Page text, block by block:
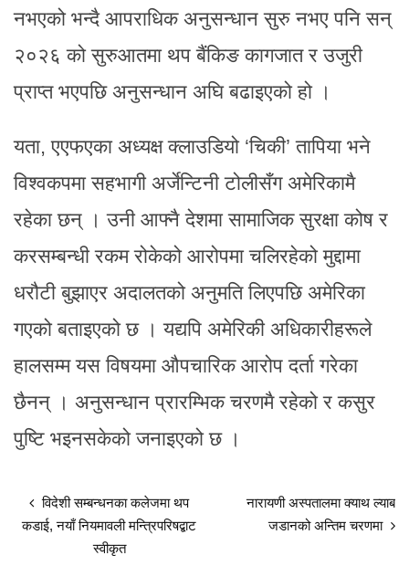
नभएको भन्दै आपराधिक अनुसन्धान सुरु नभए पनि सन्
२०२६ को सुरुआतमा थप बैंकिङ कागजात र उजुरी
प्राप्त भएपछि अनुसन्धान अघि बढाइएको हो ।
यता, एएफएका अध्यक्ष क्लाउडियो ‘चिकी’ तापिया भने
विश्वकपमा सहभागी अर्जेन्टिनी टोलीसँग अमेरिकामै
रहेका छन् । उनी आफ्नै देशमा सामाजिक सुरक्षा कोष र
करसम्बन्धी रकम रोकेको आरोपमा चलिरहेको मुद्दामा
धरौटी बुझाएर अदालतको अनुमति लिएपछि अमेरिका
गएको बताइएको छ । यद्यपि अमेरिकी अधिकारीहरूले
हालसम्म यस विषयमा औपचारिक आरोप दर्ता गरेका
छैनन् । अनुसन्धान प्रारम्भिक चरणमै रहेको र कसुर
पुष्टि भइनसकेको जनाइएको छ ।
विदेशी सम्बन्धनका कलेजमा थप
कडाई, नयाँ नियमावली मन्त्रिपरिषद्बाट
स्वीकृत
नारायणी अस्पतालमा क्याथ ल्याब
जडानको अन्तिम चरणमा